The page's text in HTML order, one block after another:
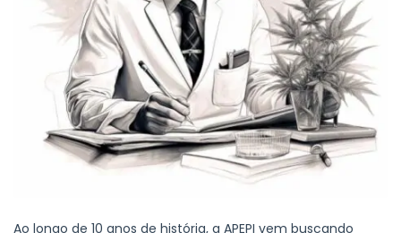
Ao longo de 10 anos de história, a APEPI vem buscando